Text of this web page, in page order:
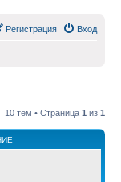
Вход
Регистрация
10 тем • Страница 1 из 1